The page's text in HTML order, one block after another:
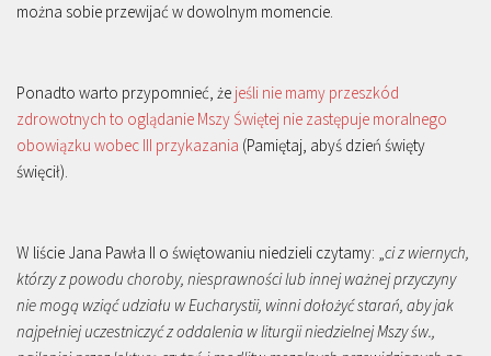
można sobie przewijać w dowolnym momencie.
Ponadto warto przypomnieć, że jeśli nie mamy przeszkód
zdrowotnych to oglądanie Mszy Świętej nie zastępuje moralnego
obowiązku wobec III przykazania (Pamiętaj, abyś dzień święty
święcił).
W liście Jana Pawła II o świętowaniu niedzieli czytamy: „ci z wiernych,
którzy z powodu choroby, niesprawności lub innej ważnej przyczyny
nie mogą wziąć udziału w Eucharystii, winni dołożyć starań, aby jak
najpełniej uczestniczyć z oddalenia w liturgii niedzielnej Mszy św.,